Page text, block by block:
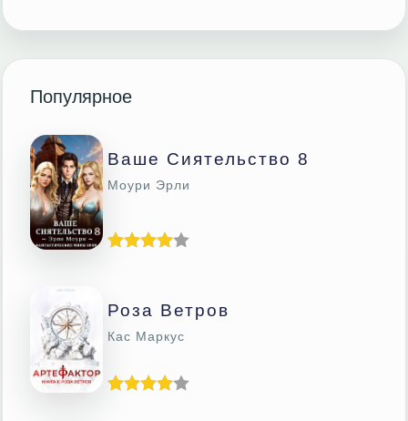
Популярное
Ваше Сиятельство 8
Моури Эрли
Роза Ветров
Кас Маркус